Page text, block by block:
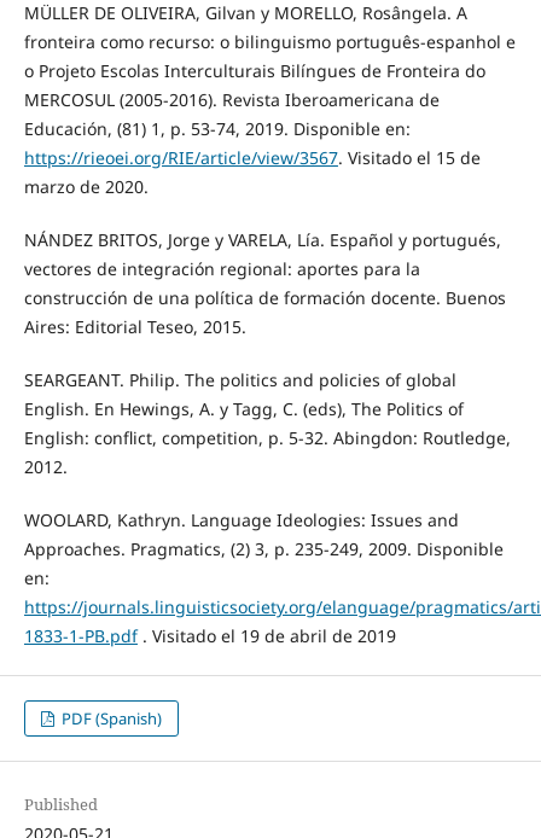
MÜLLER DE OLIVEIRA, Gilvan y MORELLO, Rosângela. A
fronteira como recurso: o bilinguismo português-espanhol e
o Projeto Escolas Interculturais Bilíngues de Fronteira do
MERCOSUL (2005-2016). Revista Iberoamericana de
Educación, (81) 1, p. 53-74, 2019. Disponible en:
https://rieoei.org/RIE/article/view/3567. Visitado el 15 de
marzo de 2020.
NÁNDEZ BRITOS, Jorge y VARELA, Lía. Español y portugués,
vectores de integración regional: aportes para la
construcción de una política de formación docente. Buenos
Aires: Editorial Teseo, 2015.
SEARGEANT. Philip. The politics and policies of global
English. En Hewings, A. y Tagg, C. (eds), The Politics of
English: conflict, competition, p. 5-32. Abingdon: Routledge,
2012.
WOOLARD, Kathryn. Language Ideologies: Issues and
Approaches. Pragmatics, (2) 3, p. 235-249, 2009. Disponible
en:
https://journals.linguisticsociety.org/elanguage/pragmatics/
1833-1-PB.pdf. Visitado el 19 de abril de 2019
PDF (Spanish)
Published